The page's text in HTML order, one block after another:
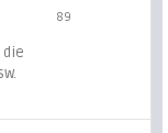
die
89